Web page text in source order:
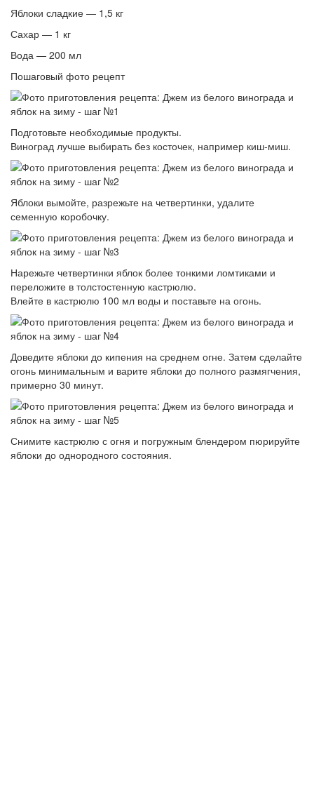
Яблоки сладкие — 1,5 кг
Сахар — 1 кг
Вода — 200 мл
Пошаговый фото рецепт
Подготовьте необходимые продукты.
Виноград лучше выбирать без косточек, например киш-миш.
Яблоки вымойте, разрежьте на четвертинки, удалите
семенную коробочку.
Нарежьте четвертинки яблок более тонкими ломтиками и
переложите в толстостенную кастрюлю.
Влейте в кастрюлю 100 мл воды и поставьте на огонь.
Доведите яблоки до кипения на среднем огне. Затем сделайте
огонь минимальным и варите яблоки до полного размягчения,
примерно 30 минут.
Снимите кастрюлю с огня и погружным блендером пюрируйте
яблоки до однородного состояния.